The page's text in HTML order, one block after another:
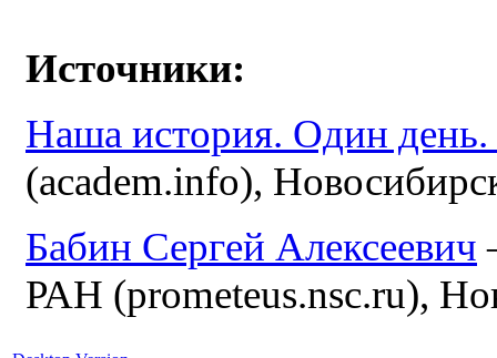
Источники:
Наша история. Один день.
(academ.info),
Бабин Сергей Алексеевич
РАН (prometeus.nsc.ru),